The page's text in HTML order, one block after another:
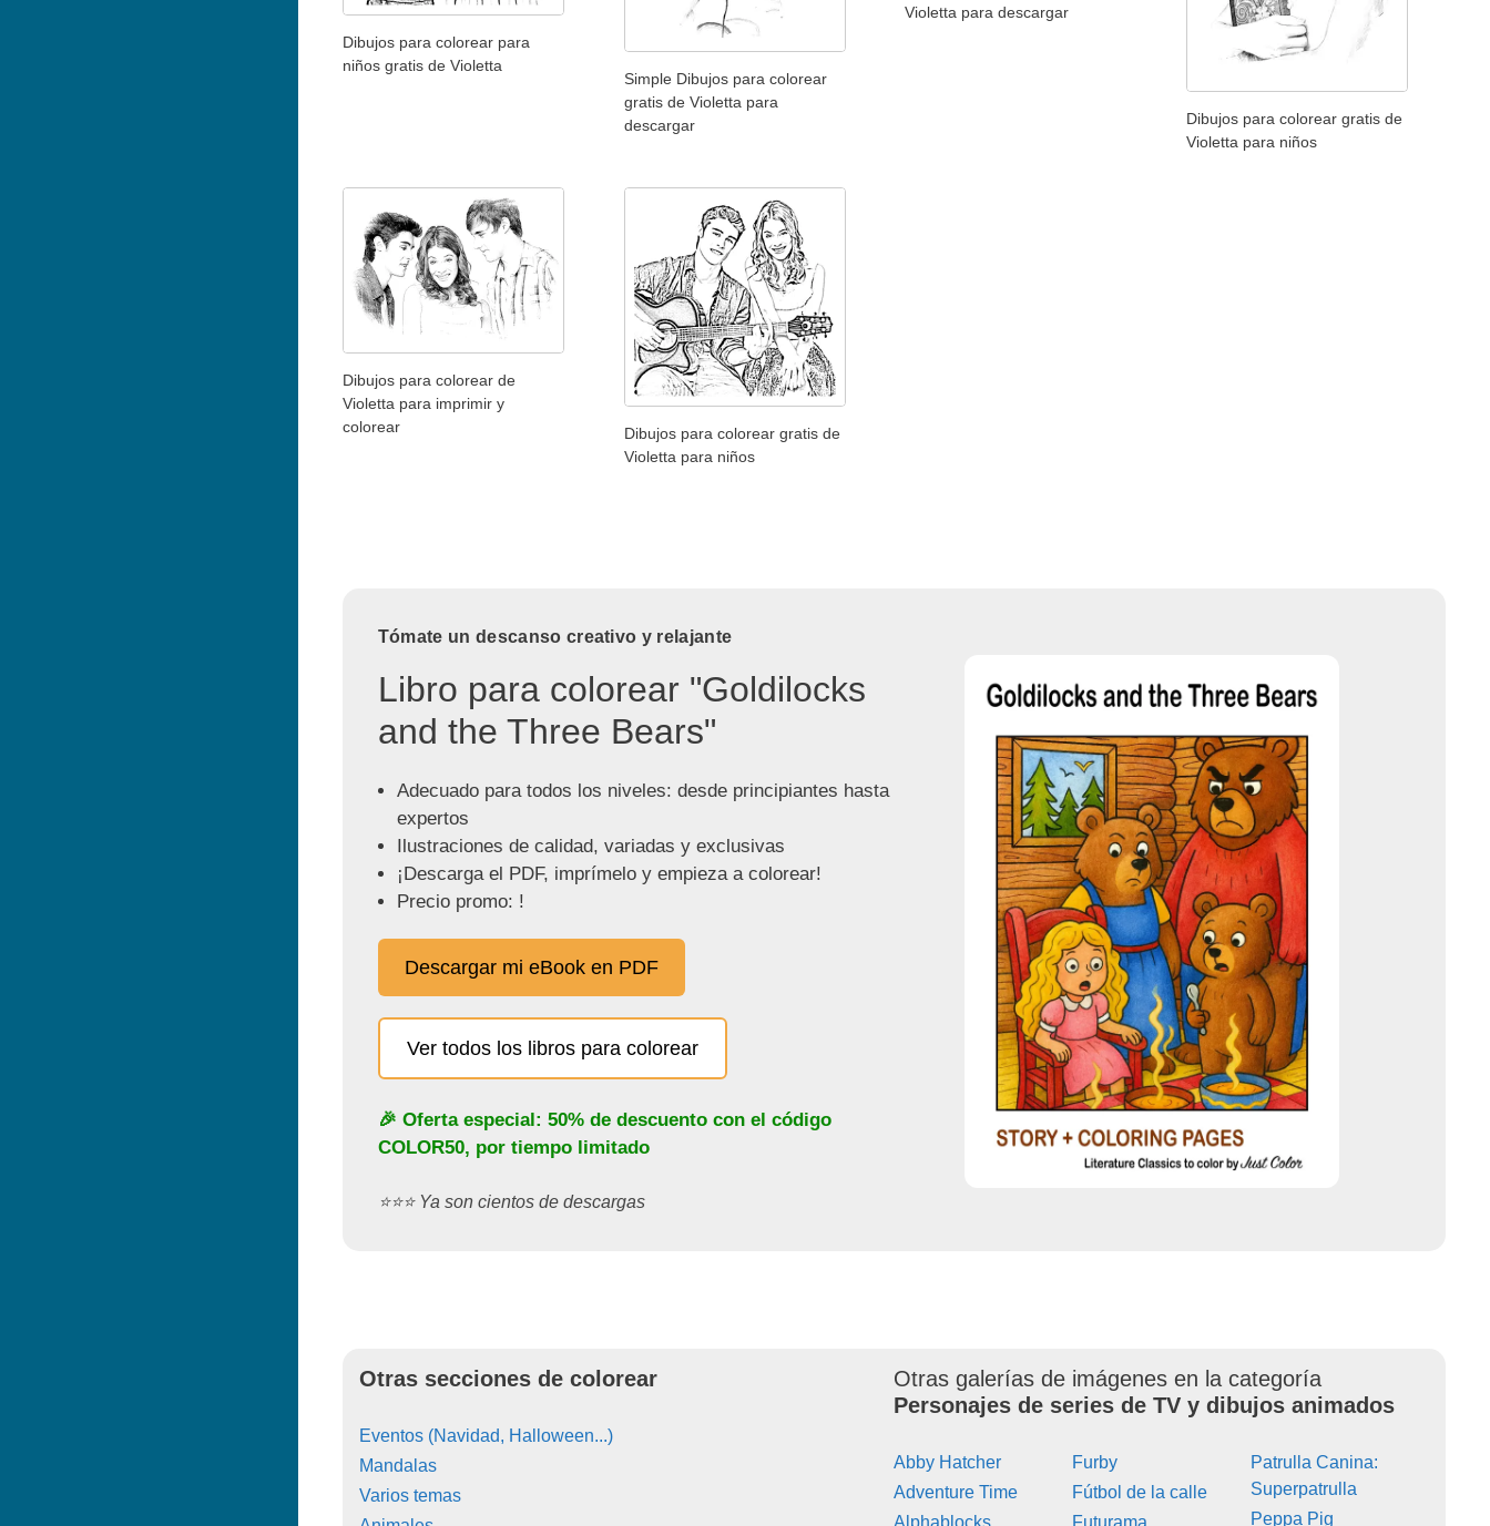
Dibujos para colorear para
niños gratis de Violetta
Simple Dibujos para colorear
gratis de Violetta para
descargar
Violetta para descargar
Dibujos para colorear gratis de
Violetta para niños
Dibujos para colorear de
Violetta para imprimir y
colorear
Dibujos para colorear gratis de
Violetta para niños
Tómate un descanso creativo y relajante
Libro para colorear "Goldilocks
and the Three Bears"
Adecuado para todos los niveles: desde principiantes hasta
expertos
Ilustraciones de calidad, variadas y exclusivas
¡Descarga el PDF, imprímelo y empieza a colorear!
Precio promo: !
Descargar mi eBook en PDF
Ver todos los libros para colorear
🎉 Oferta especial: 50% de descuento con el código
COLOR50, por tiempo limitado
⭐️⭐️⭐️ Ya son cientos de descargas
Otras secciones de colorear
Eventos (Navidad, Halloween...)
Mandalas
Varios temas
Otras galerías de imágenes en la categoría
Personajes de series de TV y dibujos animados
Abby Hatcher
Adventure Time
Alphablocks
Furby
Fútbol de la calle
Futurama
Patrulla Canina:
Superpatrulla
Peppa Pig